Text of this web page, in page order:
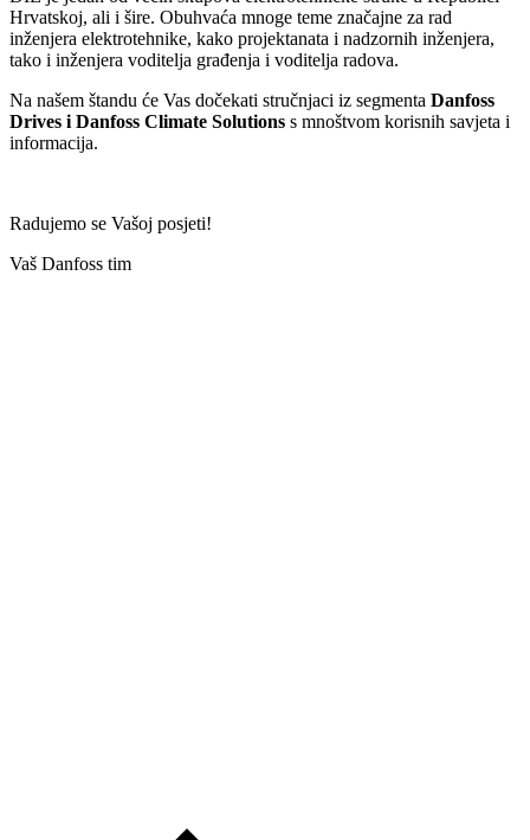
Hrvatskoj, ali i šire. Obuhvaća mnoge teme značajne za rad
inženjera elektrotehnike, kako projektanata i nadzornih inženjera,
tako i inženjera voditelja građenja i voditelja radova.
Na našem štandu će Vas dočekati stručnjaci iz segmenta Danfoss
Drives i Danfoss Climate Solutions s mnoštvom korisnih savjeta i
informacija.
Radujemo se Vašoj posjeti!
Vaš Danfoss tim